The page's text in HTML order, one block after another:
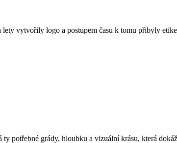
lety vytvořily logo a postupem času k tomu přibyly
potřebné grády, hloubku a vizuální krásu, která